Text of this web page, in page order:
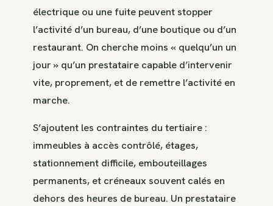
électrique ou une fuite peuvent stopper
l’activité d’un bureau, d’une boutique ou d’un
restaurant. On cherche moins « quelqu’un un
jour » qu’un prestataire capable d’intervenir
vite, proprement, et de remettre l’activité en
marche.
S’ajoutent les contraintes du tertiaire :
immeubles à accès contrôlé, étages,
stationnement difficile, embouteillages
permanents, et créneaux souvent calés en
dehors des heures de bureau. Un prestataire